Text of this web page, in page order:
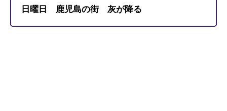
日曜日 鹿児島の街 灰が降る